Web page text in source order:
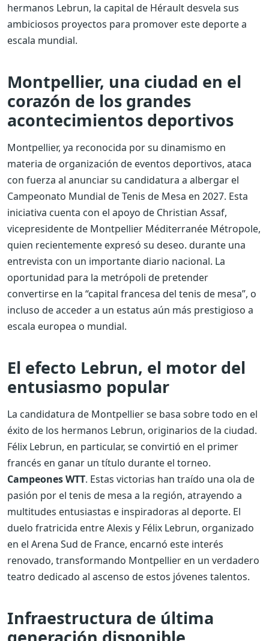
hermanos Lebrun, la capital de Hérault desvela sus
ambiciosos proyectos para promover este deporte a
escala mundial.
Montpellier, una ciudad en el
corazón de los grandes
acontecimientos deportivos
Montpellier, ya reconocida por su dinamismo en
materia de organización de eventos deportivos, ataca
con fuerza al anunciar su candidatura a albergar el
Campeonato Mundial de Tenis de Mesa en 2027. Esta
iniciativa cuenta con el apoyo de Christian Assaf,
vicepresidente de Montpellier Méditerranée Métropole,
quien recientemente expresó su deseo. durante una
entrevista con un importante diario nacional. La
oportunidad para la metrópoli de pretender
convertirse en la “capital francesa del tenis de mesa”, o
incluso de acceder a un estatus aún más prestigioso a
escala europea o mundial.
El efecto Lebrun, el motor del
entusiasmo popular
La candidatura de Montpellier se basa sobre todo en el
éxito de los hermanos Lebrun, originarios de la ciudad.
Félix Lebrun, en particular, se convirtió en el primer
francés en ganar un título durante el torneo.
Campeones WTT. Estas victorias han traído una ola de
pasión por el tenis de mesa a la región, atrayendo a
multitudes entusiastas e inspiradoras al deporte. El
duelo fratricida entre Alexis y Félix Lebrun, organizado
en el Arena Sud de France, encarnó este interés
renovado, transformando Montpellier en un verdadero
teatro dedicado al ascenso de estos jóvenes talentos.
Infraestructura de última